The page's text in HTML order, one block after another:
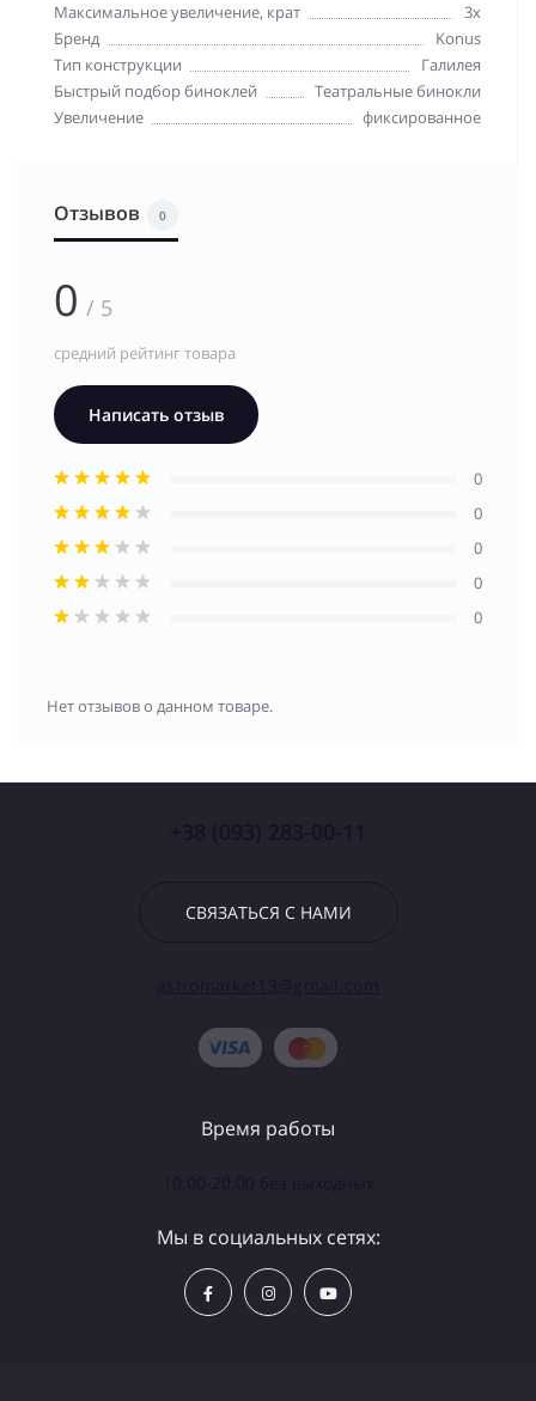
Максимальное увеличение, крат
3x
Бренд
Konus
Тип конструкции
Галилея
Быстрый подбор биноклей
Театральные бинокли
Увеличение
фиксированное
Отзывов 0
0 / 5
средний рейтинг товара
Написать отзыв
0
0
0
0
0
Нет отзывов о данном товаре.
СВЯЗАТЬСЯ С НАМИ
Время работы
Мы в социальных сетях: